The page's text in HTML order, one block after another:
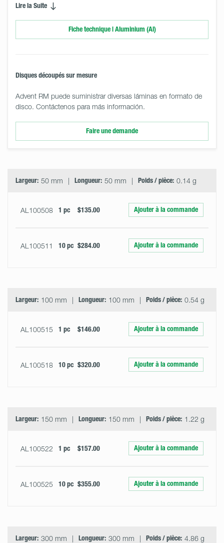
Lire la Suite
Fiche technique | Aluminium (Al)
Disques découpés sur mesure
Advent RM puede suministrar diversas láminas en formato de
disco. Contáctenos para más información.
Faire une demande
Largeur: 50 mm Longueur: 50 mm Poids / pièce: 0.14 g
AL100508 1 pc $135.00 Ajouter à la commande
AL100511 10 pc $284.00 Ajouter à la commande
Largeur: 100 mm Longueur: 100 mm Poids / pièce: 0.54 g
AL100515 1 pc $146.00 Ajouter à la commande
AL100518 10 pc $320.00 Ajouter à la commande
Largeur: 150 mm Longueur: 150 mm Poids / pièce: 1.22 g
AL100522 1 pc $157.00 Ajouter à la commande
AL100525 10 pc $355.00 Ajouter à la commande
Largeur: 300 mm Longueur: 300 mm Poids / pièce: 4.86 g